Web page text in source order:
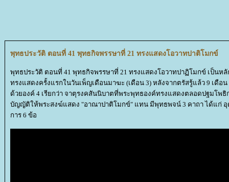
พุทธประวัติ ตอนที่ 41 พุทธกิจพรรษาที่ 21 ทรงแสดงโอวาทปาติโมกข์
พุทธประวัติ ตอนที่ 41 พุทธกิจพรรษาที่ 21 ทรงแสดงโอวาทปาฏิโมกข์ เป็น
ทรงแสดงครั้งแรกในวันเพ็ญเดือนมาฆะ (เดือน 3) หลังจากตรัสรู้แล้ว 9 เดือ
ด้วยองค์ 4 เรียกว่า จาตุรงคสันนิบาตที่พระพุทธองค์ทรงแสดงตลอดปฐมโพธิ
บัญญัติให้พระสงฆ์แสดง "อาณาปาติโมกข์" แทน มีพุทธพจน์ 3 คาถา ได้แก่ อุ
การ 6 ข้อ